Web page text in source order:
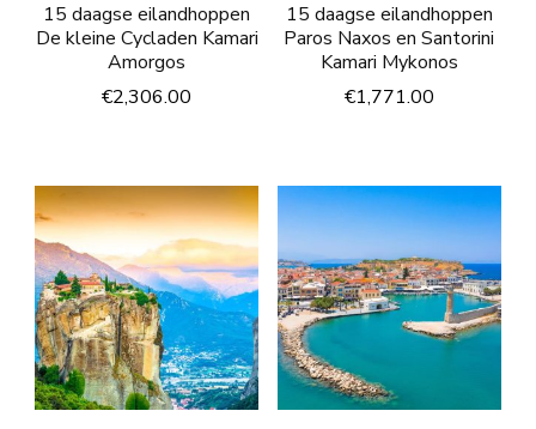
15 daagse eilandhoppen
De kleine Cycladen Kamari
Amorgos
€2,306.00
15 daagse eilandhoppen
Paros Naxos en Santorini
Kamari Mykonos
€1,771.00